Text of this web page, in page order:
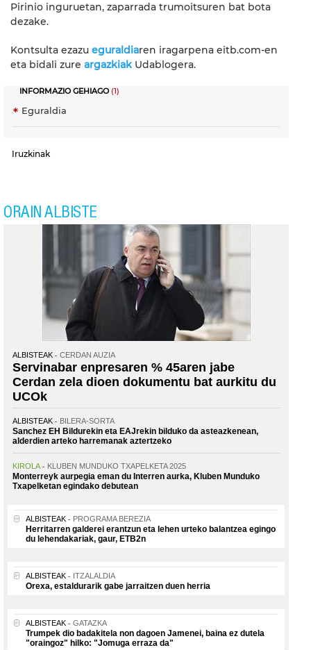
Pirinio inguruetan, zaparrada trumoitsuren bat bota
dezake.
Kontsulta ezazu eguraldiaren iragarpena eitb.com-en
eta bidali zure argazkiakUdablogera.
INFORMAZIO GEHIAGO(1)
Eguraldia
Iruzkinak
ORAIN ALBISTE
ALBISTEAK CERDAN AUZIA
Servinabar enpresaren % 45aren jabe
Cerdan zela dioen dokumentu bat aurkitu du
UCOk
ALBISTEAK BILERA-SORTA
Sanchez EH Bildurekin eta EAJrekin bilduko da asteazkenean,
alderdien arteko harremanak aztertzeko
KIROLA KLUBEN MUNDUKO TXAPELKETA 2025
Monterreyk aurpegia eman du Interren aurka, Kluben Munduko
Txapelketan egindako debutean
ALBISTEAK PROGRAMA BEREZIA
Herritarren galderei erantzun eta lehen urteko balantzea egingo
du lehendakariak, gaur, ETB2n
ALBISTEAK ITZALALDIA
Orexa, estaldurarik gabe jarraitzen duen herria
ALBISTEAK GATAZKA
Trumpek dio badakitela non dagoen Jamenei, baina ez dutela
"oraingoz" hilko: "Jomuga erraza da"